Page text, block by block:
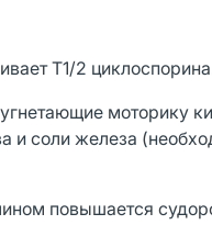
Т1/2
моторику
и соли железа
повышается